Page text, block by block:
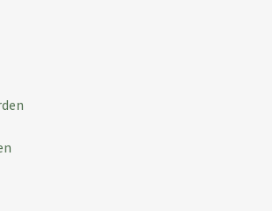
common areas and pool were
meals were delicious. Lucca is a
the right size to be manageable
full of tourists. I appreciated all the
ahead of our trip and your
to our needs during the week. I will
in Tuscany.